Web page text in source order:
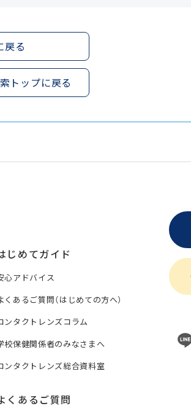
戻る
トップに戻る
じめてガイド
心アドバイス
くあるご質問（はじめての方へ）
ンタクトレンズコラム
校保健関係者のみなさまへ
ンタクトレンズ総合資料室
くあるご質問